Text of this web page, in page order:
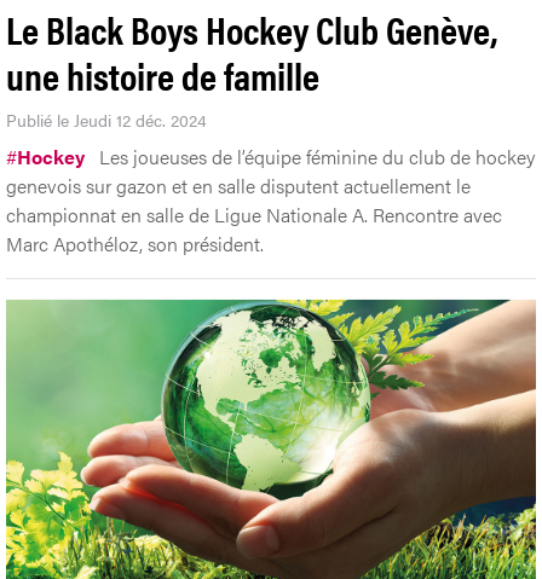
Le Black Boys Hockey Club Genève,
une histoire de famille
Publié le Jeudi 12 déc. 2024
#Hockey Les joueuses de l’équipe féminine du club de hockey
genevois sur gazon et en salle disputent actuellement le
championnat en salle de Ligue Nationale A. Rencontre avec
Marc Apothéloz, son président.